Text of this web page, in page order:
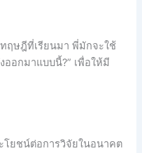
ฤษฎีที่เรียนมา พี่มักจะใช้
ออกมาแบบนี้?” เพื่อให้มี
โยชน์ต่อการวิจัยในอนาคต